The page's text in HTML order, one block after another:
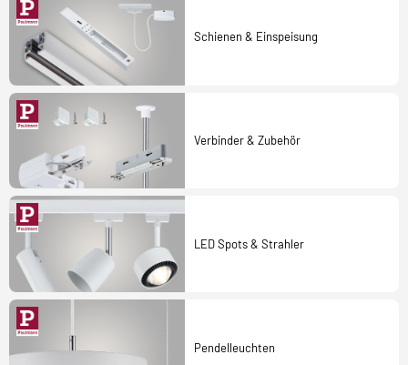
Schienen & Einspeisung
Verbinder & Zubehör
LED Spots & Strahler
Pendelleuchten